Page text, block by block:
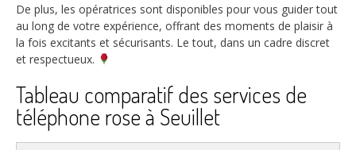
De plus, les opératrices sont disponibles pour vous guider tout
au long de votre expérience, offrant des moments de plaisir à
la fois excitants et sécurisants. Le tout, dans un cadre discret
et respectueux.
Tableau comparatif des services de
téléphone rose à Seuillet